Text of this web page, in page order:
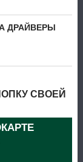
ДРАЙВЕРЫ
СВОЕЙ